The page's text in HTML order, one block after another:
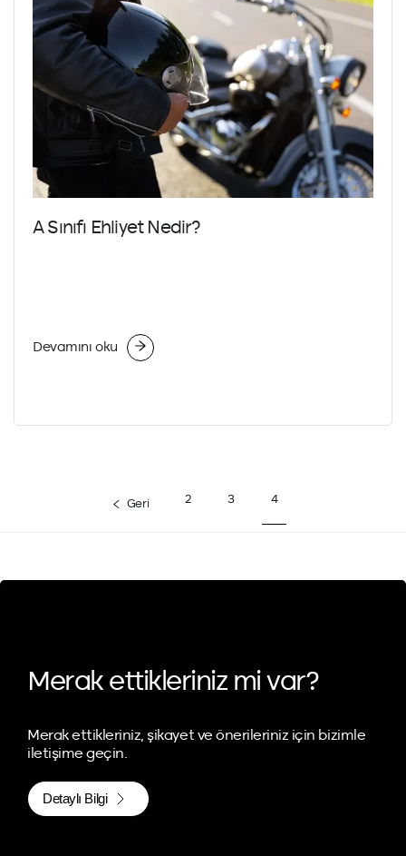
A Sınıfı Ehliyet Nedir?
Devamını oku
Geri 2 3 4
Merak ettikleriniz mi var?
Merak ettikleriniz, şikayet ve önerileriniz için bizimle
iletişime geçin.
Detaylı Bilgi